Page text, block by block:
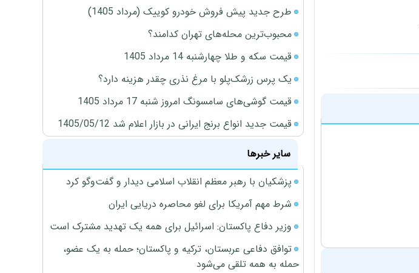
طرح جدید پیش فروش خودرو کوییک (مرداد 1405)
محبوب‌ترین محله‌های تهران کدامند؟
قیمت سکه و طلا چهارشنبه 14 مرداد 1405
یک پرس زرشک‌پلو با مرغ نذری چقدر هزینه دارد؟
قیمت گوشی‌های سامسونگ امروز شنبه 17 مرداد 1405
قیمت جدید انواع برنج ایرانی در بازار اعلام شد 1405/05/12
سایر خبرها
پزشکیان با رهبر معظم انقلاب اسلامی دیدار و گفت‌وگو کرد
شرط مهم آمریکا برای لغو محاصره دریایی ایران
وزیر دفاع پاکستان: اسرائیل برای همه یک تهدید مشترک است
توافق دفاعی عربستان، ترکیه و پاکستان؛ حمله به یک عضو،
حمله به همه تلقی می‌شود